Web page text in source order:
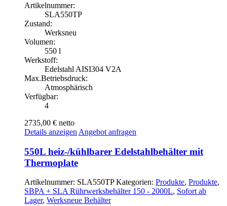
Artikelnummer:
SLA550TP
Zustand:
Werksneu
Volumen:
550 l
Werkstoff:
Edelstahl AISI304 V2A
Max.Betriebsdruck:
Atmosphärisch
Verfügbar:
4
2735,00 € netto
Details anzeigen Angebot anfragen
550L heiz-/kühlbarer Edelstahlbehälter mit
Thermoplate
Artikelnummer: SLA550TP Kategorien: Produkte, Produkte,
SBPA + SLA Rührwerksbehälter 150 - 2000L, Sofort ab
Lager, Werksneue Behälter